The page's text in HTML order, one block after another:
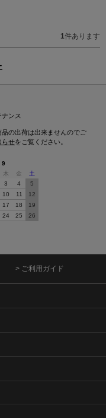
1件あります
ンス
品の出荷は出来ませんのでご
らせをご覧ください。
9
木 金
土
3 4
5
10 11
12
17 18
19
24 25
26
> ご利用ガイド